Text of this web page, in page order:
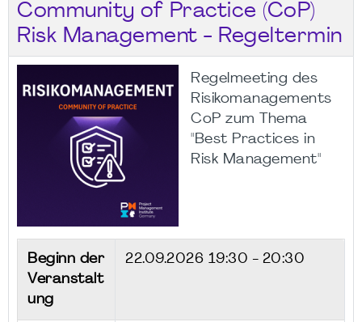
Community of Practice (CoP)
Risk Management - Regeltermin
Regelmeeting des
Risikomanagements
CoP zum Thema
"Best Practices in
Risk Management"
Beginn der
Veranstalt
ung
22.09.2026 19:30 - 20:30